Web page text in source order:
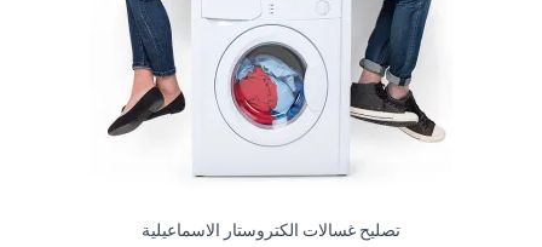
تصليح غسالات الكتروستار الاسماعيلية